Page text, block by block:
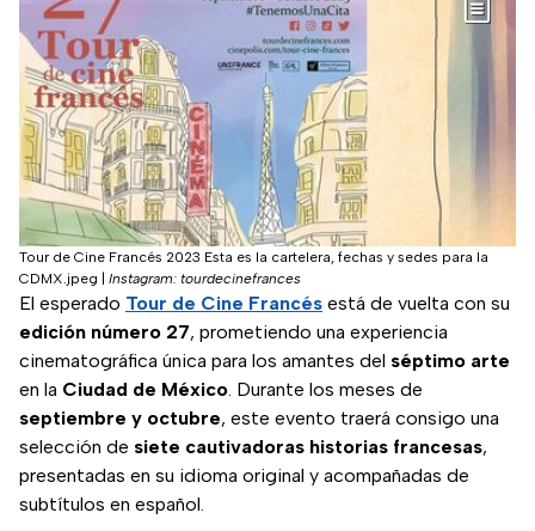
Tour de Cine Francés 2023 Esta es la cartelera, fechas y sedes para la
CDMX.jpeg
Instagram: tourdecinefrances
El esperado Tour de Cine Francés está de vuelta con su
edición número 27, prometiendo una experiencia
cinematográfica única para los amantes del séptimo arte
en la Ciudad de México. Durante los meses de
septiembre y octubre, este evento traerá consigo una
selección de siete cautivadoras historias francesas,
presentadas en su idioma original y acompañadas de
subtítulos en español.